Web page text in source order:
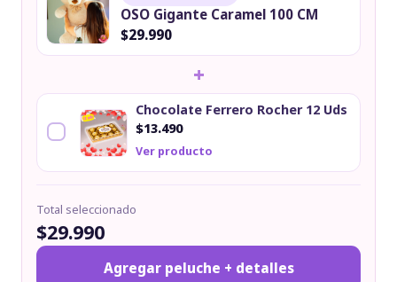
OSO Gigante Caramel 100 CM
$29.990
+
Chocolate Ferrero Rocher 12 Uds
$13.490
Ver producto
Total seleccionado
$29.990
Agregar peluche + detalles